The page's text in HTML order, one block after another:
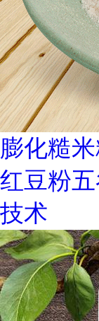
膨化糙
红豆粉
技术